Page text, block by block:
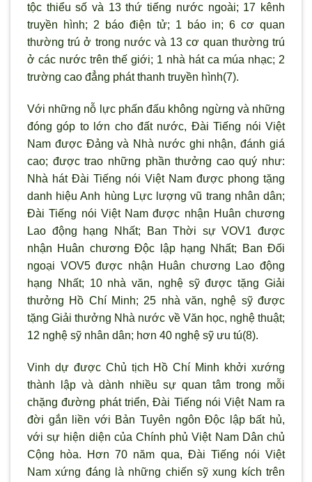
tộc thiểu số và 13 thứ tiếng nước ngoài; 17 kênh
truyền hình; 2 báo điện tử; 1 báo in; 6 cơ quan
thường trú ở trong nước và 13 cơ quan thường trú
ở các nước trên thế giới; 1 nhà hát ca múa nhạc; 2
trường cao đẳng phát thanh truyền hình(7).
Với những nỗ lực phấn đấu không ngừng và những
đóng góp to lớn cho đất nước, Đài Tiếng nói Việt
Nam được Đảng và Nhà nước ghi nhận, đánh giá
cao; được trao những phần thưởng cao quý như:
Nhà hát Đài Tiếng nói Việt Nam được phong tặng
danh hiệu Anh hùng Lực lượng vũ trang nhân dân;
Đài Tiếng nói Việt Nam được nhận Huân chương
Lao động hạng Nhất; Ban Thời sự VOV1 được
nhận Huân chương Độc lập hạng Nhất; Ban Đối
ngoại VOV5 được nhận Huân chương Lao động
hạng Nhất; 10 nhà văn, nghệ sỹ được tặng Giải
thưởng Hồ Chí Minh; 25 nhà văn, nghệ sỹ được
tặng Giải thưởng Nhà nước về Văn học, nghệ thuật;
12 nghệ sỹ nhân dân; hơn 40 nghệ sỹ ưu tú(8).
Vinh dự được Chủ tịch Hồ Chí Minh khởi xướng
thành lập và dành nhiều sự quan tâm trong mỗi
chặng đường phát triển, Đài Tiếng nói Việt Nam ra
đời gắn liền với Bản Tuyên ngôn Độc lập bất hủ,
với sự hiện diện của Chính phủ Việt Nam Dân chủ
Cộng hòa. Hơn 70 năm qua, Đài Tiếng nói Việt
Nam xứng đáng là những chiến sỹ xung kích trên